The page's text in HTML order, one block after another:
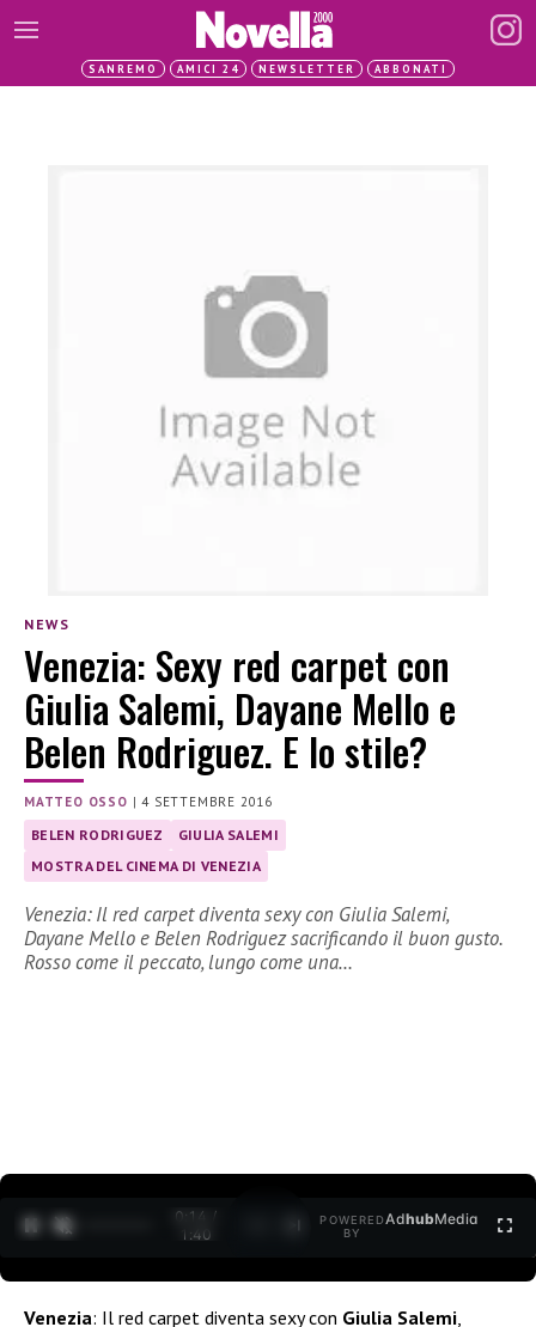
SANREMO AMICI 24 NEWSLETTER ABBONATI
NEWS
Venezia: Sexy red carpet con
Giulia Salemi, Dayane Mello e
Belen Rodriguez. E lo stile?
MATTEO OSSO |4 SETTEMBRE 2016
BELEN RODRIGUEZ
GIULIA SALEMI
MOSTRA DEL CINEMA DI VENEZIA
Venezia: Il red carpet diventa sexy con Giulia Salemi,
Dayane Mello e Belen Rodriguez sacrificando il buon gusto.
Rosso come il peccato, lungo come una…
0:15 /
1:40
POWERED
BY
AdhubMedia
Venezia: Il red carpet diventa sexy con Giulia Salemi